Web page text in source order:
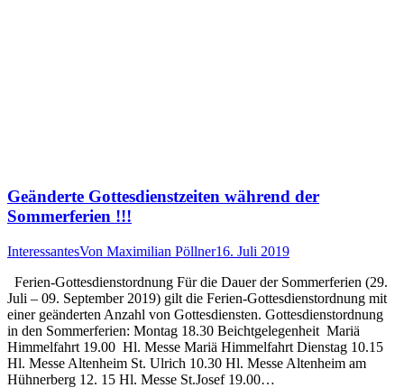
Geänderte Gottesdienstzeiten während der
Sommerferien !!!
InteressantesVon Maximilian Pöllner16. Juli 2019
Ferien-Gottesdienstordnung Für die Dauer der Sommerferien (29.
Juli – 09. September 2019) gilt die Ferien-Gottesdienstordnung mit
einer geänderten Anzahl von Gottesdiensten. Gottesdienstordnung
in den Sommerferien: Montag 18.30 Beichtgelegenheit Mariä
Himmelfahrt 19.00 Hl. Messe Mariä Himmelfahrt Dienstag 10.15
Hl. Messe Altenheim St. Ulrich 10.30 Hl. Messe Altenheim am
Hühnerberg 12. 15 Hl. Messe St.Josef 19.00…